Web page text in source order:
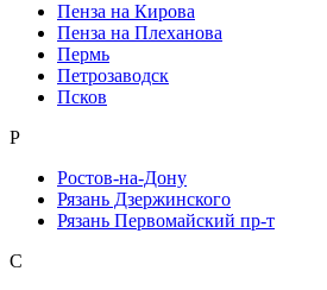
Пенза на Кирова
Пенза на Плеханова
Пермь
Петрозаводск
Псков
Р
Ростов-на-Дону
Рязань Дзержинского
Рязань Первомайский пр-т
С